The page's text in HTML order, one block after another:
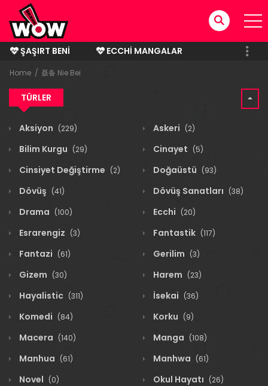
ŞAŞIRT BENI
ECCHI MANGALAR
BITMIŞ MANGALAR
Home 聂备 Nie Bei
TÜRLER
Aksiyon (229) Askeri (2)
Bilim Kurgu (29) Cinayet (5)
Cinsiyet Değiştirme (2) Doğaüstü (93)
Dövüş (41) Dövüş Sanatları (38)
Drama (100) Ecchi (20)
Esrarengiz (3) Fantastik (117)
Fantazi (61) Gerilim (3)
Gizem (30) Harem (23)
Hayalistic (311) İsekai (36)
Komedi (84) Korku (9)
Macera (140) Manga (108)
Manhua (61) Manhwa (61)
Novel (0) Okul Hayatı (26)